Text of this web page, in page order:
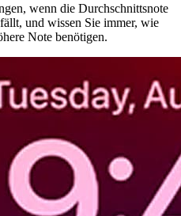
wenn die Durchschnittsnote
und wissen Sie immer, wie
Note benötigen.